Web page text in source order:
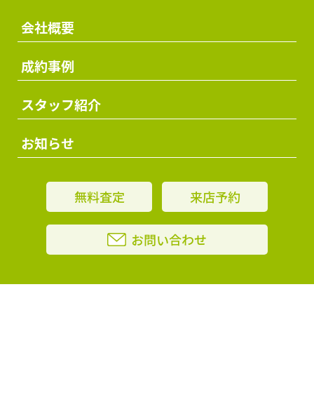
会社概要
成約事例
スタッフ紹介
お知らせ
無料査定 来店予約
お問い合わせ